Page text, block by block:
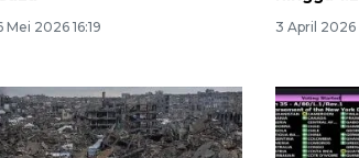
Mei 2026 16:19 3 April 2026